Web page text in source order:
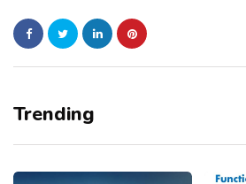
Trending